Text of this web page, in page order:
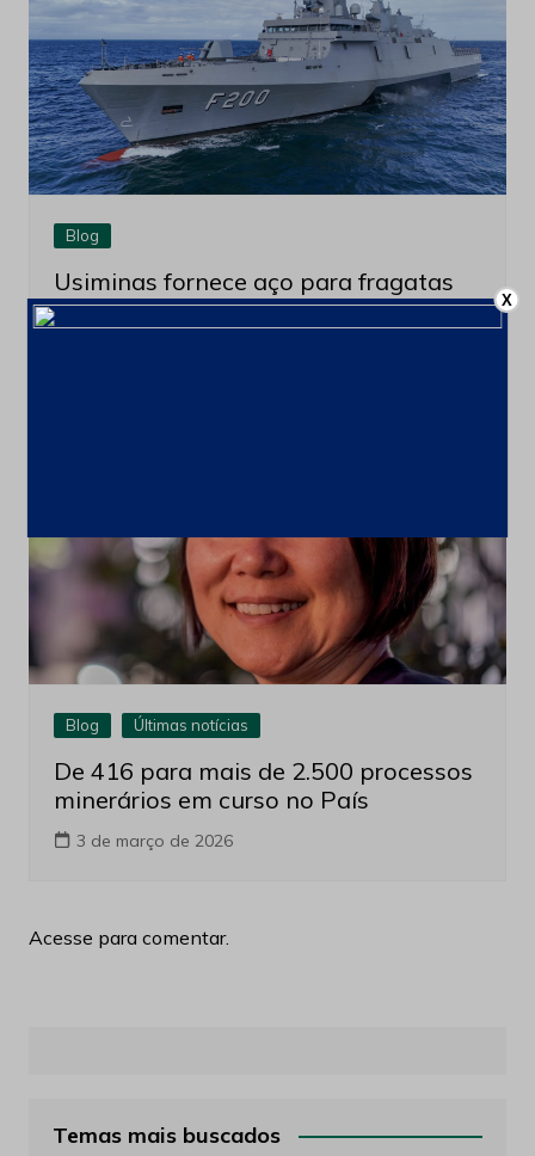
Blog
Usiminas fornece aço para fragatas
da Marinha do Brasil
Blog Últimas notícias
De 416 para mais de 2.500 processos
minerários em curso no País
3 de março de 2026
Acesse para comentar.
Temas mais buscados
X